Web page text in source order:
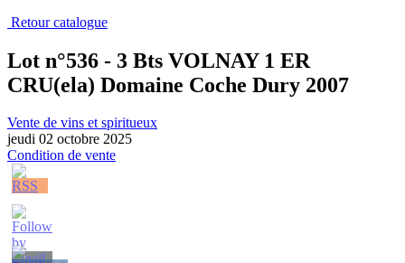
Retour catalogue
Lot n°536 - 3 Bts VOLNAY 1 ER
CRU(ela) Domaine Coche Dury 2007
Vente de vins et spiritueux
jeudi 02 octobre 2025
Condition de vente